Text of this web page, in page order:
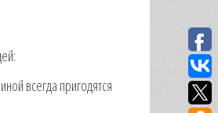
всегда пригодятся